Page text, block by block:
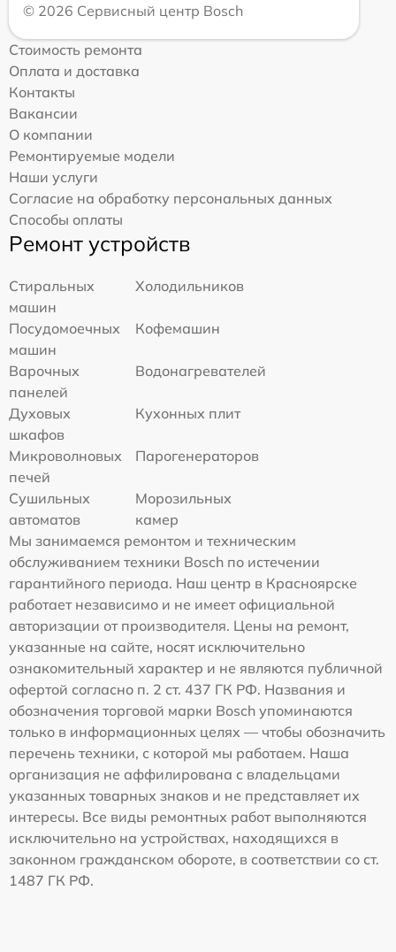
© 2026 Сервисный центр Bosch
Стоимость ремонта
Оплата и доставка
Контакты
Вакансии
О компании
Ремонтируемые модели
Наши услуги
Согласие на обработку персональных данных
Способы оплаты
Ремонт устройств
Стиральных
машин
Холодильников
Посудомоечных
машин
Кофемашин
Варочных
панелей
Водонагревателей
Духовых
шкафов
Кухонных плит
Микроволновых
печей
Парогенераторов
Сушильных
автоматов
Морозильных
камер
Мы занимаемся ремонтом и техническим
обслуживанием техники Bosch по истечении
гарантийного периода. Наш центр в Красноярске
работает независимо и не имеет официальной
авторизации от производителя. Цены на ремонт,
указанные на сайте, носят исключительно
ознакомительный характер и не являются публичной
офертой согласно п. 2 ст. 437 ГК РФ. Названия и
обозначения торговой марки Bosch упоминаются
только в информационных целях — чтобы обозначить
перечень техники, с которой мы работаем. Наша
организация не аффилирована с владельцами
указанных товарных знаков и не представляет их
интересы. Все виды ремонтных работ выполняются
исключительно на устройствах, находящихся в
законном гражданском обороте, в соответствии со ст.
1487 ГК РФ.